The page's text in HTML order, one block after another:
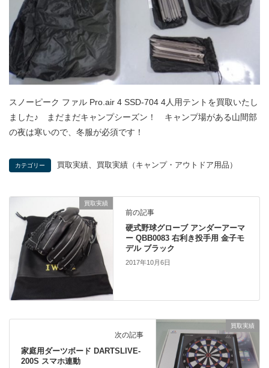
スノーピーク ファル Pro.air 4 SSD-704 4人用テントを買取いたし
ました♪ まだまだキャンプシーズン！ キャンプ場がある山間部
の夜は寒いので、冬服が必須です！
カテゴリー 買取実績 買取実績（キャンプ・アウトドア用品）
買取実績
前の記事
硬式野球グローブ アンダーアーマ
ー QBB0083 右利き投手用 金子モ
デル ブラック
2017年10月6日
買取実績
次の記事
家庭用ダーツボード DARTSLIVE-
200S スマホ連動